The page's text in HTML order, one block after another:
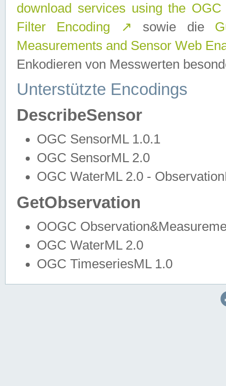
download services using the
Filter Encoding
↗ sowie die
Measurements and Sensor Web
Enkodieren von Messwerten
Unterstützte Encodings
DescribeSensor
OGC SensorML 1.0.1
OGC SensorML 2.0
OGC WaterML 2.0 -
GetObservation
OOGC
OGC WaterML 2.0
OGC TimeseriesML 1.0